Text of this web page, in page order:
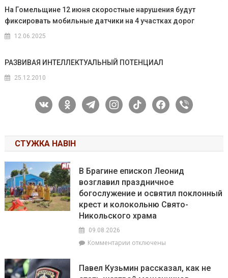
На Гомельщине 12 июня скоростные нарушения будут
фиксировать мобильные датчики на 4 участках дорог
12.06.2025
РАЗВИВАЯ ИНТЕЛЛЕКТУАЛЬНЫЙ ПОТЕНЦИАЛ
25.12.2010
vkontakteodnoklassniki
telegraminstagram
tiktok facebook
viber
СТУЖКА НАВІН
В Брагине епископ Леонид
возглавил праздничное
богослужение и освятил поклонный
крест и колокольню Свято-
Никольского храма
09.08.2026
Комментарии к
Брагине
отключены
Павел Кузьмин рассказал, как не